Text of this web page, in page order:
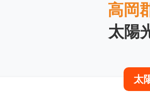
高岡
太陽
太